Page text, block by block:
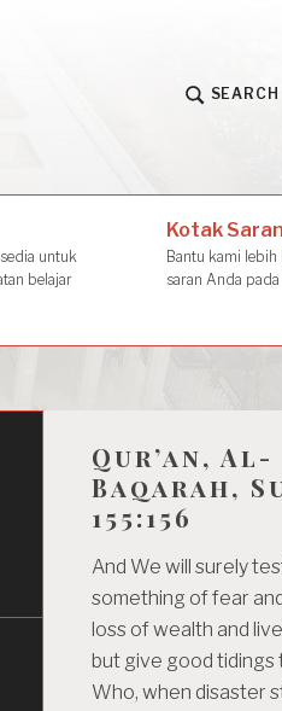
SEARCH
untuk
belajar
Kotak Saran
Bantu kami lebih
saran Anda
Qur’an, Al-
Baqarah,
155:156
And We will surely
something of fear
loss of wealth and
but give good tidings
Who, when disaster